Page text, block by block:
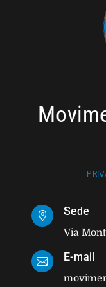
 Sede
Via
 E-mail